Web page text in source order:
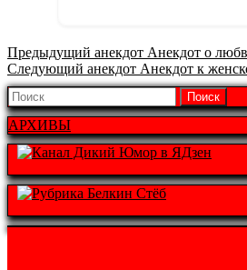
Предыдущий анекдот Предыдущая
запись:
Анекдот о
Следующий анекдот Следующая
запись:
Анекдот к
Найти:
АРХИВЫ